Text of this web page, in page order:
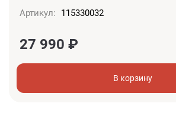
Артикул: 115330032
27 990 ₽
В корзину